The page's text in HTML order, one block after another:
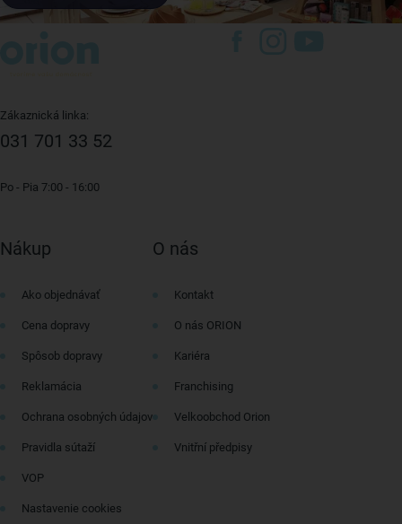
Zákaznická linka:
031 701 33 52
Po - Pia 7:00 - 16:00
Nákup
Ako objednávať
Cena dopravy
Spôsob dopravy
Reklamácia
Ochrana osobných údajov
Pravidla sútaží
VOP
Nastavenie cookies
O nás
Kontakt
O nás ORION
Kariéra
Franchising
Velkoobchod Orion
Vnitřní předpisy